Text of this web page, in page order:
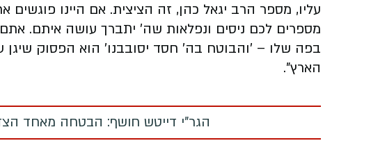
עליו, מספר הרב יגאל כהן, זה הציצית. אם היינו
מספרים לכם ניסים ונפלאות שה' יתברך עושה איתם.
בפה שלו – 'והבוטח בה' חסד יסובבנו' הוא הפסוק שיגן
הארץ".
הגר"י דייטש חושף: הבטחה מאחד